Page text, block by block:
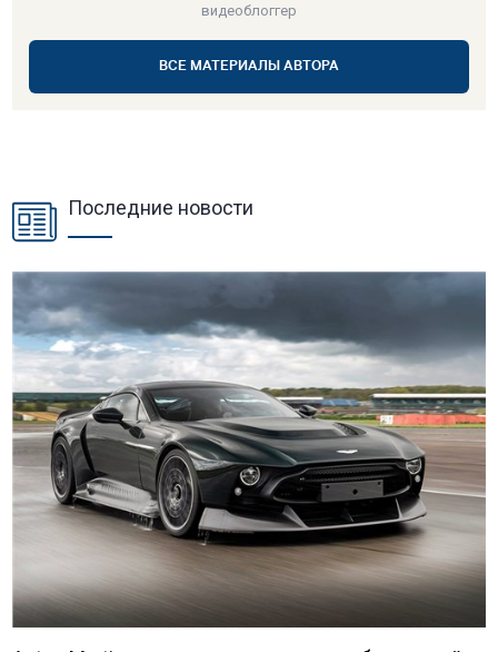
видеоблоггер
ВСЕ МАТЕРИАЛЫ АВТОРА
Последние новости